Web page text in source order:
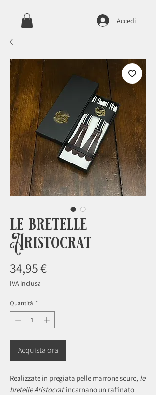
Accedi
le bretelle
Aristocrat
34,95 €Prezzo
IVA inclusa
Quantità *
Acquista ora
Realizzate in pregiata pelle marrone scuro, le
bretelle Aristocratincarnano un raffinato